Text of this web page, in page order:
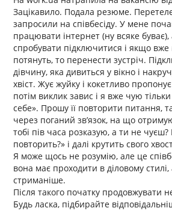
Зацікавило. Подала резюме.
запросили на співбесіду. У мене
працювати інтернет (ну всяке
спробувати підключитися і якщо вже
потянуть, то перенести зустріч.
дівчину, яка дивиться у вікно і
хвіст. Жує жуйку і кокетливо
потім виклик завис і я вже чую
себе». Прошу її повторити питання,
через поганий звʼязок, на що
тобі пів часа розказую, а ти не
повторить?» і далі крутить свого
Я може щось не розумію, але це
вона має проходити в діловому
стриманіше.
Після такого початку продовжувати
Будь ласка, підбирайте